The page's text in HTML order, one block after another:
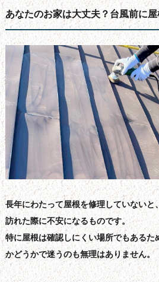
会社概要
無料お見積もり
お問い合わせフォーム
サイトマップ
シーリング工事について
新着情報
ブログ
あなたのお家は大丈夫？台風前に
長年にわたって屋根を修理していないと
訪れた際に不安になるものです。
特に屋根は確認しにくい場所でもあるた
かどうかで迷うのも無理はありません。